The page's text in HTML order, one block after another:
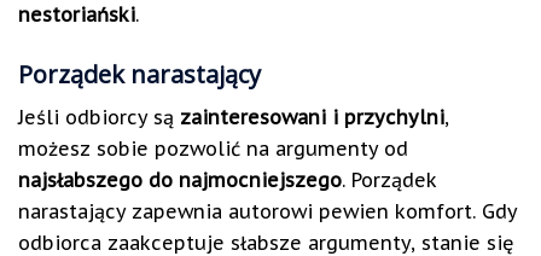
nestoriański.
Porządek narastający
Jeśli odbiorcy są zainteresowani i przychylni,
możesz sobie pozwolić na argumenty od
najsłabszego do najmocniejszego. Porządek
narastający zapewnia autorowi pewien komfort. Gdy
odbiorca zaakceptuje słabsze argumenty, stanie się